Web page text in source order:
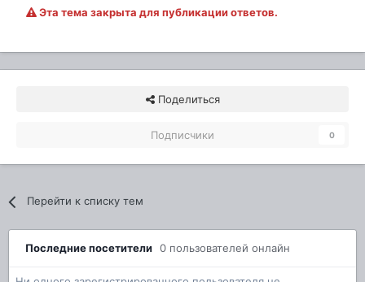
Эта тема закрыта для публикации ответов.
Поделиться
Подписчики 0
Перейти к списку тем
Последние посетители 0 пользователей онлайн